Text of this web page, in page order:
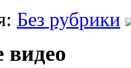
Без рубрики